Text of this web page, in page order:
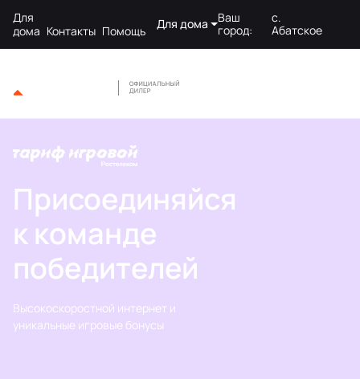
Для
дома Контакты Помощь Для дома
Ваш
город:
с.
Абатское
Присоединяйся
к команде
победителей
Высокоскоростной интернет и
уникальные игровые бонусы